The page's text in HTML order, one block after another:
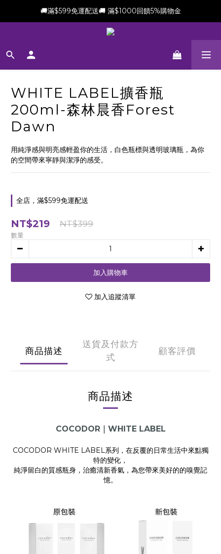
新會員加贈$100購物金(滿$699可折抵)
新會員加贈$100購物金(滿$699可折抵)
WHITE LABEL擴香瓶
200ml-森林晨香Forest
Dawn
用純淨感與明亮感輕盈你的生活，白色瓶標與透明玻璃瓶，為你
的空間帶來寧靜與潔淨的感受。
全店，滿$599免運配送
NT$219 NT$399
數量
加入購物車
加入追蹤清單
商品描述
送貨及付款方
式
顧客評價
商品描述
COCODOR｜WHITE LABEL
COCODOR WHITE LABEL系列，在反覆的日常生活中來點獨
特的變化，
純淨留白的質感瓶身，治癒清新香氣，為您帶來美好的的嗅覺記
憶。